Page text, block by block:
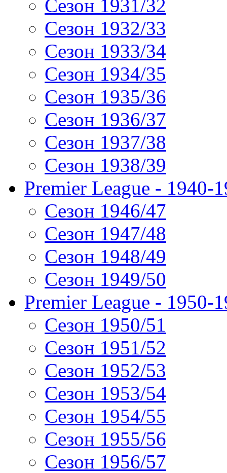
Сезон 1931/32
Сезон 1932/33
Сезон 1933/34
Сезон 1934/35
Сезон 1935/36
Сезон 1936/37
Сезон 1937/38
Сезон 1938/39
Premier League - 1940-
Сезон 1946/47
Сезон 1947/48
Сезон 1948/49
Сезон 1949/50
Premier League - 1950-
Сезон 1950/51
Сезон 1951/52
Сезон 1952/53
Сезон 1953/54
Сезон 1954/55
Сезон 1955/56
Сезон 1956/57